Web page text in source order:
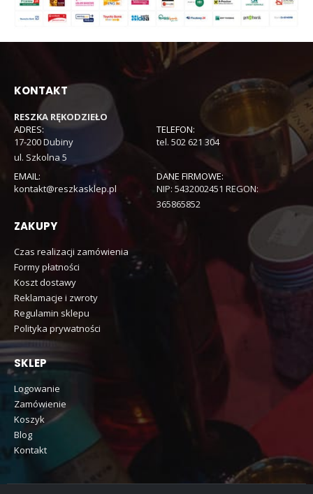
KONTAKT
RESZKA RĘKODZIEŁO
ADRES:
17-200 Dubiny
ul. Szkolna 5
TELEFON:
tel. 502 621 304
EMAIL:
kontakt@reszkasklep.pl
DANE FIRMOWE:
NIP: 5432002451 REGON:
365865852
ZAKUPY
Czas realizacji zamówienia
Formy płatności
Koszt dostawy
Reklamacje i zwroty
Regulamin sklepu
Polityka prywatności
SKLEP
Logowanie
Zamówienie
Koszyk
Blog
Kontakt